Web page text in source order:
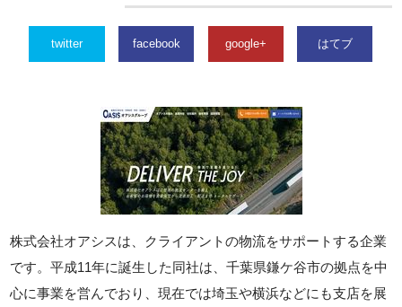
twitter facebook google+ はてブ
株式会社オアシスは、クライアントの物流をサポートする企業
です。平成11年に誕生した同社は、千葉県鎌ケ谷市の拠点を中
心に事業を営んでおり、現在では埼玉や横浜などにも支店を展